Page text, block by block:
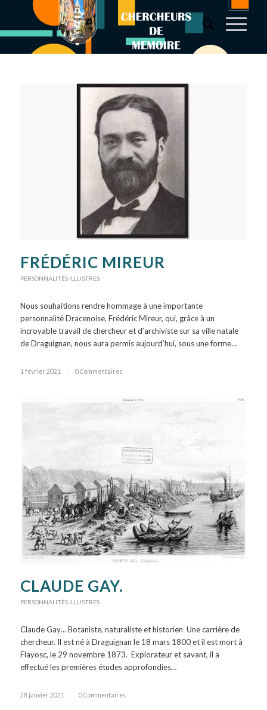
FRÉDÉRIC MIREUR
PERSONNALITÉS ILLUSTRES
Nous souhaitions rendre hommage à une importante
personnalité Dracenoise, Frédéric Mireur, qui, grâce à un
incroyable travail de chercheur et d’archiviste sur sa ville natale
de Draguignan, nous aura permis aujourd’hui, sous une forme…
1 février 2021 / 0 Commentaires
CLAUDE GAY.
PERSONNALITÉS ILLUSTRES
Claude Gay… Botaniste, naturaliste et historien Une carrière de
chercheur. Il est né à Draguignan le 18 mars 1800 et il est mort à
Flayosc, le 29 novembre 1873. Explorateur et savant, il a
effectué les premières études approfondies…
28 janvier 2021 / 0 Commentaires